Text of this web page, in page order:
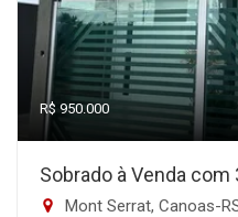
R$ 950.000
Sobrado à Venda com
Mont Serrat, Canoas-